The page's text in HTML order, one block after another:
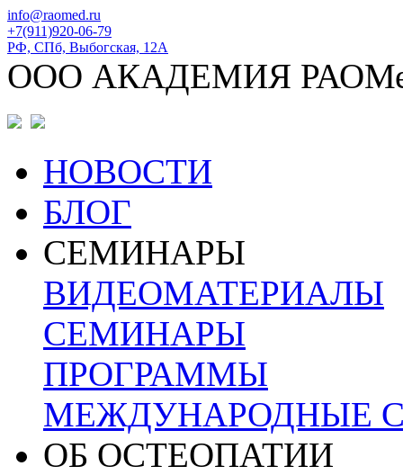
info@raomed.ru
+7(911)920-06-79
РФ, СПб, Выбогская, 12А
ООО АКАДЕМИЯ
НОВОСТИ
БЛОГ
СЕМИНАРЫ
ВИДЕОМАТЕРИАЛЫ
СЕМИНАРЫ
ПРОГРАММЫ
МЕЖДУНАРОДНЫЕ
ОБ ОСТЕОПАТИИ